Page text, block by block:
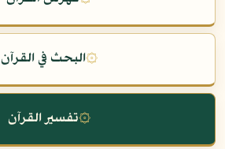
۞البحث في القرآن
۞تفسير القرآن